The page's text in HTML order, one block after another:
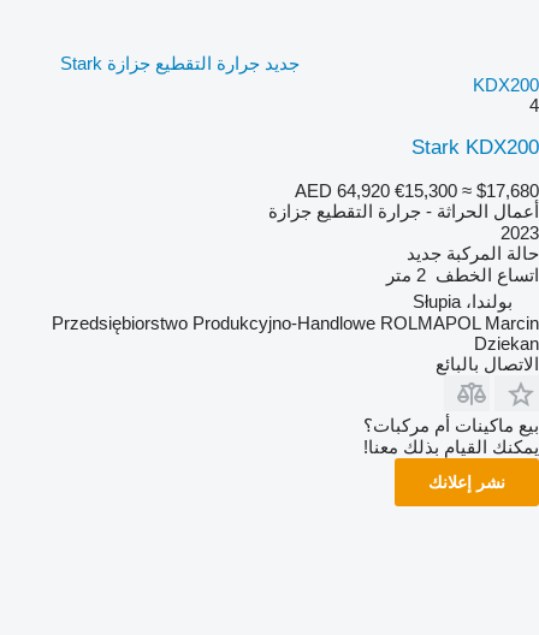
جديد جرارة التقطيع جزازة Stark
KDX200
4
Stark KDX200
AED 64,920 €15,300 ≈ $17,680
أعمال الحراثة - جرارة التقطيع جزازة
2023
حالة المركبة جديد
اتساع الخطف 2 متر
بولندا، Słupia
Przedsiębiorstwo Produkcyjno-Handlowe ROLMAPOL Marcin
Dziekan
الاتصال بالبائع
بيع ماكينات أم مركبات؟
يمكنك القيام بذلك معنا!
نشر إعلانك